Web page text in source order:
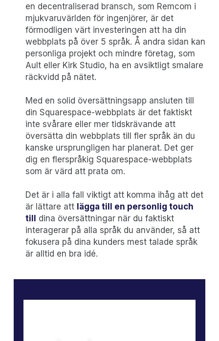
en decentraliserad bransch, som Remcom i
mjukvaruvärlden för ingenjörer, är det
förmodligen värt investeringen att ha din
webbplats på över 5 språk. Å andra sidan kan
personliga projekt och mindre företag, som
Ault eller Kirk Studio, ha en avsiktligt smalare
räckvidd på nätet.
Med en solid översättningsapp ansluten till
din Squarespace-webbplats är det faktiskt
inte svårare eller mer tidskrävande att
översätta din webbplats till fler språk än du
kanske ursprungligen har planerat. Det ger
dig en flerspråkig Squarespace-webbplats
som är värd att prata om.
Det är i alla fall viktigt att komma ihåg att det
är lättare att lägga till en personlig touch
till dina översättningar när du faktiskt
interagerar på alla språk du använder, så att
fokusera på dina kunders mest talade språk
är alltid en bra idé.